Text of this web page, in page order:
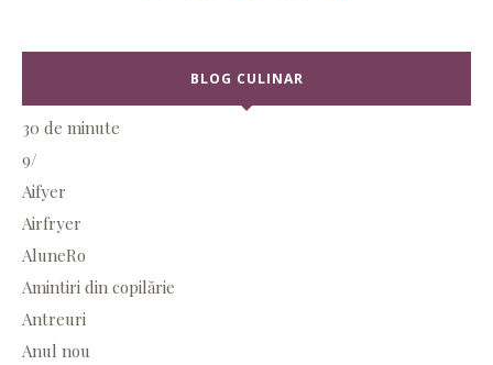
BLOG CULINAR
30 de minute
9/
Aifyer
Airfryer
AluneRo
Amintiri din copilărie
Antreuri
Anul nou